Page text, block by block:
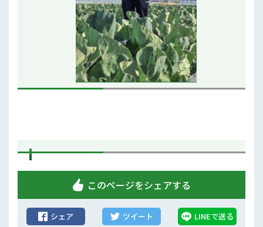
このページをシェアする
シェア ツイート LINEで送る
農業コンクール大会